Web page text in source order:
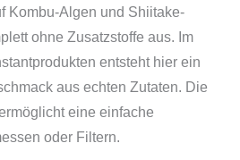
Kombu-Algen und Shiitake-
ohne Zusatzstoffe aus. Im
entsteht hier ein
aus echten Zutaten. Die
eine einfache
oder Filtern.